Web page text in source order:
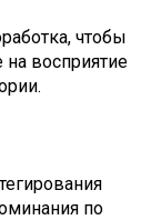
чтобы
восприятие
по